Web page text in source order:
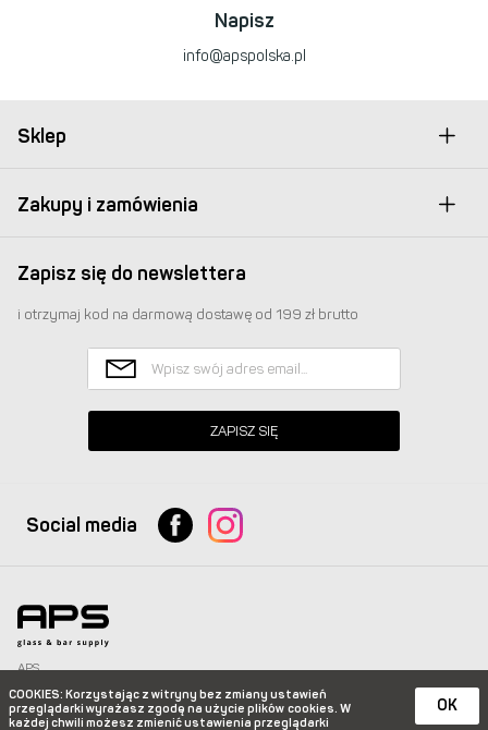
COOKIES: Korzystając z witryny bez zmiany ustawień
przeglądarki wyrażasz zgodę na użycie plików cookies. W
każdej chwili możesz zmienić ustawienia przeglądarki
OK
Napisz
info@apspolska.pl
Sklep
Zakupy i zamówienia
Zapisz się do newslettera
i otrzymaj kod na darmową dostawę od 199 zł brutto
ZAPISZ SIĘ
Social media
APS
Glass & Bar Supply Sp. z o.o. wszystkie prawa zastrzeżone.
info@apspolska.pl|Mapa strony| Infolinia:+48 668 233 574| +48 22 851 92 22